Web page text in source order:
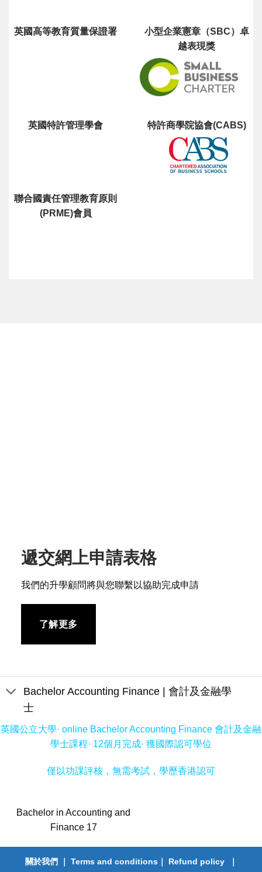
英國高等教育質量保證署
小型企業憲章（SBC）卓
越表現獎
英國特許管理學會 特許商學院協會(CABS)
聯合國責任管理教育原則
(PRME)會員
遞交網上申請表格
我們的升學顧問將與您聯繫以協助完成申請
了解更多
Bachelor Accounting Finance | 會計及金融學
士
英國公立大學· online Bachelor Accounting Finance 會計及金融
學士課程· 12個月完成· 獲國際認可學位
僅以功課評核，無需考試，學歷香港認可
Bachelor in Accounting and
Finance 17
關於我們 Terms and conditions Refund policy｜